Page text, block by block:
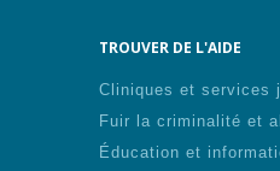
TROUVER DE L'AIDE
Cliniques et services
Fuir la criminalité et
Éducation et